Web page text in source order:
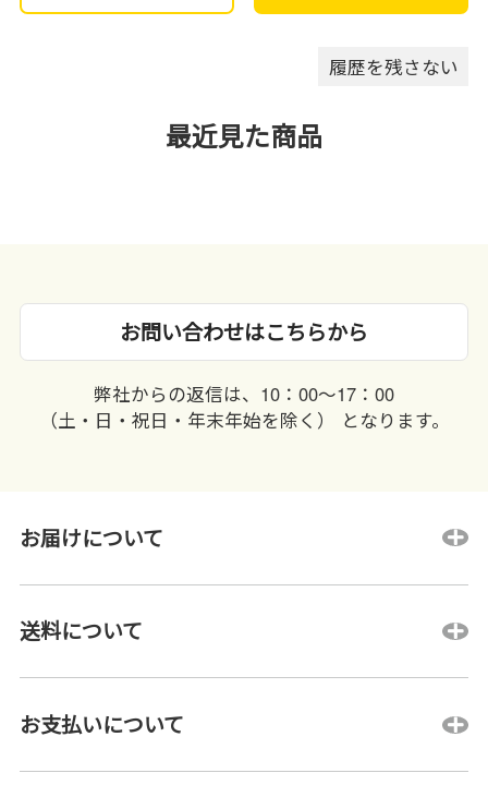
履歴を残さない
最近見た商品
お問い合わせはこちらから
弊社からの返信は、10：00〜17：00
（土・日・祝日・年末年始を除く） となります。
お届けについて
送料について
お支払いについて